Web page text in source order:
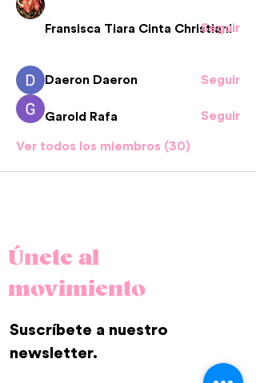
Fransisca Tiara Cinta Christiani
Seguir
Daeron Daeron Seguir
Garold Rafa Seguir
Ver todos los miembros (30)
Únete al
movimiento
Suscríbete a nuestro
newsletter.